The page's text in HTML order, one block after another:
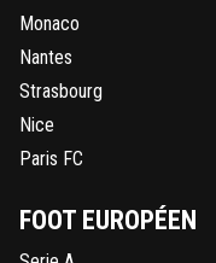
Monaco
Nantes
Strasbourg
Nice
Paris FC
FOOT EUROPÉEN